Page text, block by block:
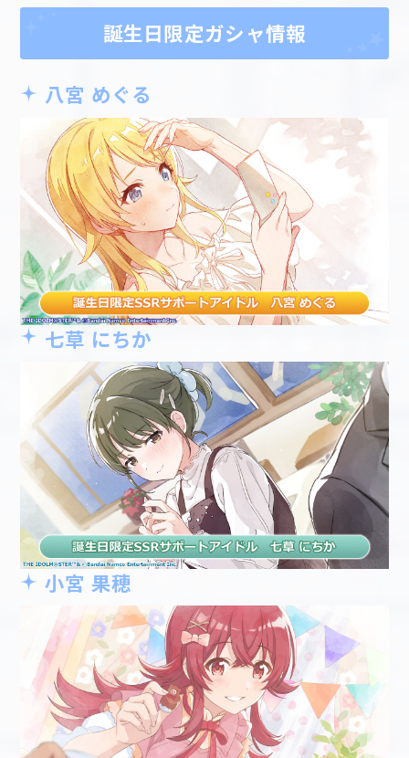
誕生日限定ガシャ情報
八宮 めぐる
七草 にちか
小宮 果穂